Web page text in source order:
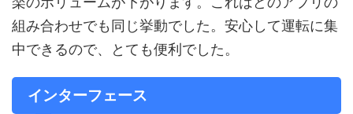
組み合わせでも同じ挙動でした。安心して運転に集
中できるので、とても便利でした。
インターフェース